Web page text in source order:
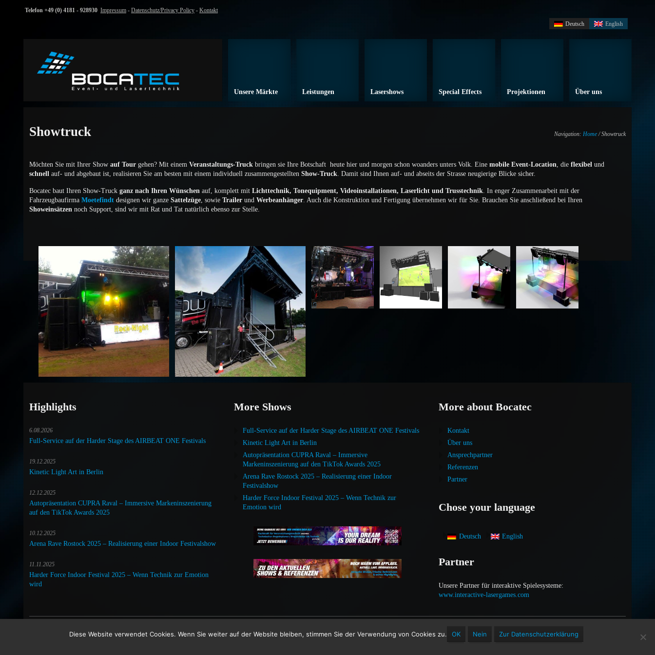
Telefon +49 (0) 4181 - 928930 Impressum - Datenschutz/Privacy Policy - Kontakt
Deutsch English
Unsere Märkte Leistungen Lasershows Special Effects Projektionen Über uns
Showtruck Navigation: Home/ Showtruck
Möchten Sie mit Ihrer Show auf Tour gehen? Mit einem Veranstaltungs-Truck bringen sie Ihre Botschaft heute hier und morgen schon woanders unters Volk. Eine mobile Event-Location, die flexibel und
schnell auf- und abgebaut ist, realisieren Sie am besten mit einem individuell zusammengestellten Show-Truck. Damit sind Ihnen auf- und abseits der Strasse neugierige Blicke sicher.
Bocatec baut Ihren Show-Truck ganz nach Ihren Wünschen auf, komplett mit Lichttechnik, Tonequipment, Videoinstallationen, Laserlicht und Trusstechnik. In enger Zusammenarbeit mit der
Fahrzeugbaufirma Moetefindt designen wir ganze Sattelzüge, sowie Trailer und Werbeanhänger. Auch die Konstruktion und Fertigung übernehmen wir für Sie. Brauchen Sie anschließend bei Ihren
Showeinsätzen noch Support, sind wir mit Rat und Tat natürlich ebenso zur Stelle.
Highlights
6.08.2026
Full-Service auf der Harder Stage des AIRBEAT ONE Festivals
19.12.2025
Kinetic Light Art in Berlin
12.12.2025
Autopräsentation CUPRA Raval – Immersive Markeninszenierung
auf den TikTok Awards 2025
10.12.2025
Arena Rave Rostock 2025 – Realisierung einer Indoor Festivalshow
11.11.2025
Harder Force Indoor Festival 2025 – Wenn Technik zur Emotion
wird
More Shows
Full-Service auf der Harder Stage des AIRBEAT ONE Festivals
Kinetic Light Art in Berlin
Autopräsentation CUPRA Raval – Immersive
Markeninszenierung auf den TikTok Awards 2025
Arena Rave Rostock 2025 – Realisierung einer Indoor
Festivalshow
Harder Force Indoor Festival 2025 – Wenn Technik zur
Emotion wird
More about Bocatec
Kontakt
Über uns
Ansprechpartner
Referenzen
Partner
Chose your language
Deutsch English
Partner
Unsere Partner für interaktive Spielesysteme:
www.interactive-lasergames.com
Diese Website verwendet Cookies. Wenn Sie weiter auf der Website bleiben, stimmen Sie der Verwendung von Cookies zu. OK Nein Zur Datenschutzerklärung